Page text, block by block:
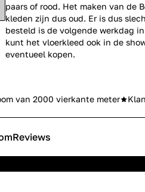
paars of rood. Het maken van de
kleden zijn dus oud. Er is dus
besteld is de volgende werkdag
kunt het vloerkleed ook in de
eventueel kopen.
van 2000 vierkante meter
Reviews